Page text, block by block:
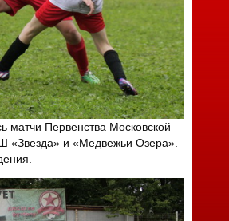
матчи Первенства Московской
«Звезда» и «Медвежьи Озера».